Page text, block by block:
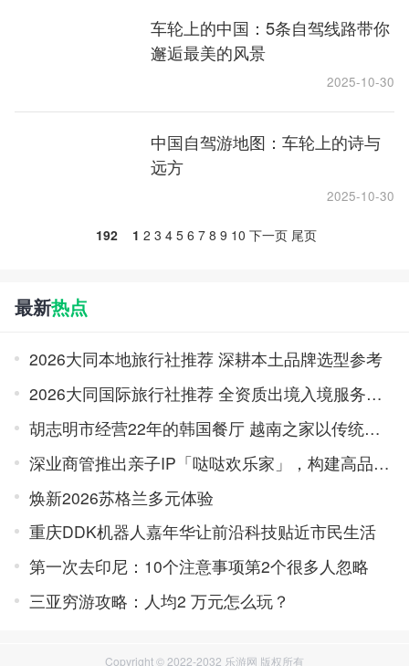
车轮上的中国：5条自驾线路带你
邂逅最美的风景
2025-10-30
中国自驾游地图：车轮上的诗与
远方
2025-10-30
192 1 2 3 4 5 6 7 8 9 10 下一页 尾页
最新热点
2026大同本地旅行社推荐 深耕本土品牌选型参考
2026大同国际旅行社推荐 全资质出境入境服务品牌榜
胡志明市经营22年的韩国餐厅 越南之家以传统味道积累口碑
深业商管推出亲子IP「哒哒欢乐家」，构建高品质亲子旅居体系
焕新2026苏格兰多元体验
重庆DDK机器人嘉年华让前沿科技贴近市民生活
第一次去印尼：10个注意事项第2个很多人忽略
三亚穷游攻略：人均2 万元怎么玩？
Copyright © 2022-2032 乐游网 版权所有